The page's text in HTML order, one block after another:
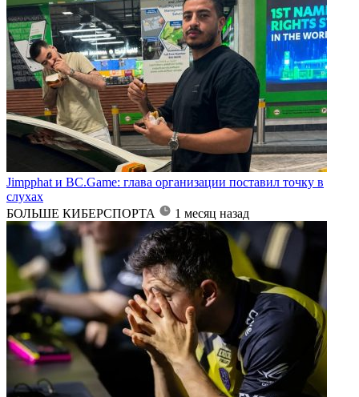
Jimpphat и BC.Game: глава организации поставил точку в
слухах
БОЛЬШЕ КИБЕРСПОРТА
1 месяц назад